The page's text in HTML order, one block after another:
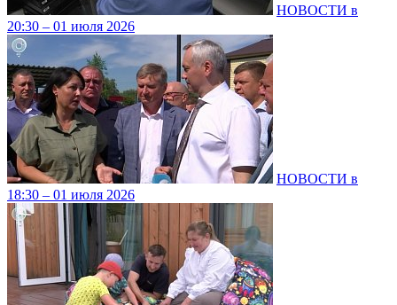
НОВОСТИ в
20:30 – 01 июля 2026
НОВОСТИ в
18:30 – 01 июля 2026